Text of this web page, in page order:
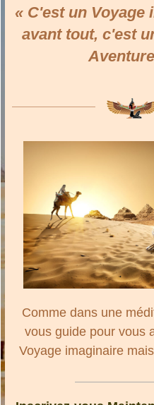
« C'est un Voyage
avant tout, c'est
Comme dans une
vous guide pour vous
Voyage imaginaire